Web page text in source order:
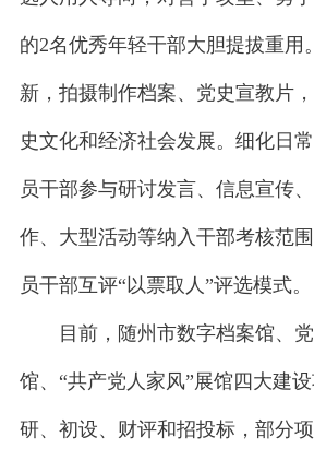
的2名优秀年轻干部大胆提拔重用
新，拍摄制作档案、党史宣教片
史文化和经济社会发展。细化日
员干部参与研讨发言、信息宣传
作、大型活动等纳入干部考核范
员干部互评“以票取人”评选模式。
目前，随州市数字档案馆、党
馆、“共产党人家风”展馆四大建
研、初设、财评和招投标，部分项